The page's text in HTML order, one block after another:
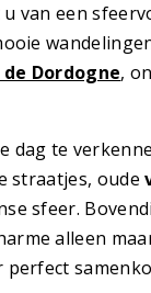
van een
Dordogne,
dag te
straatjes, oude
sfeer.
alleen